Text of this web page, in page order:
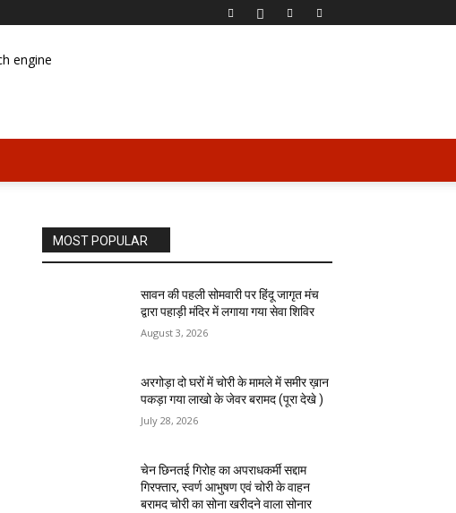
MOST POPULAR
सावन की पहली सोमवारी पर हिंदू जागृत मंच
द्वारा पहाड़ी मंदिर में लगाया गया सेवा शिविर
August 3, 2026
अरगोड़ा दो घरों में चोरी के मामले में समीर ख़ान
पकड़ा गया लाखो के जेवर बरामद (पूरा देखे )
July 28, 2026
चेन छिनतई गिरोह का अपराधकर्मी सद्दाम
गिरफ्तार, स्वर्ण आभुषण एवं चोरी के वाहन
बरामद चोरी का सोना खरीदने वाला सोनार